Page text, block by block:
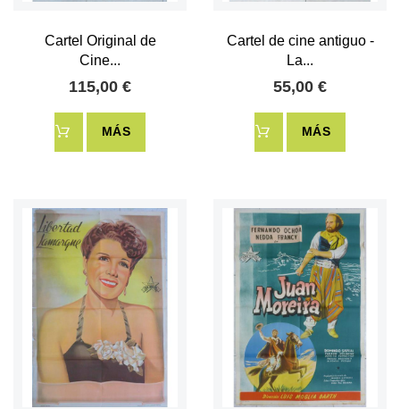
Cartel Original de
Cine...
115,00 €
MÁS
Cartel de cine antiguo -
La...
55,00 €
MÁS